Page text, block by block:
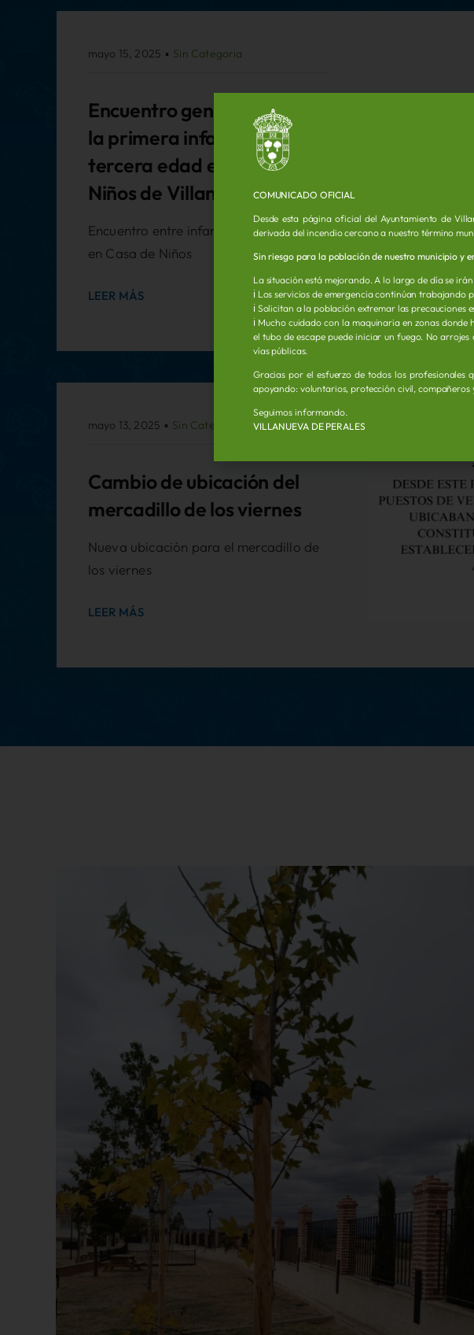
mayo 15, 2025 ▪ Sin Categoria
Encuentro generacional de
la primera infancia y la
tercera edad en la Casa de
Niños de Villanueva
Encuentro entre infancia y tercera edad
en Casa de Niños
LEER MÁS
mayo 13, 2025 ▪ Sin Categoria
Cambio de ubicación del
mercadillo de los viernes
Nueva ubicación para el mercadillo de
los viernes
LEER MÁS
COMUNICADO OFICIAL
Desde esta página oficial del Ayuntamiento de
derivada del incendio cercano a nuestro término
Sin riesgo para la población de nuestro municipio y
La situación está mejorando. A lo largo de día se
ℹ️ Los servicios de emergencia continúan trabajando
ℹ️ Solicitan a la población extremar las precauciones
ℹ️ Mucho cuidado con la maquinaria en zonas
el tubo de escape puede iniciar un fuego. No
vías públicas.
Gracias por el esfuerzo de todos los profesionales
apoyando: voluntarios, protección civil, compañeros
Seguimos informando.
VILLANUEVA DE PERALES